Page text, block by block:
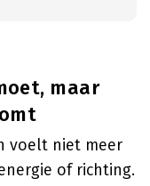
maar
voelt niet meer
of richting.